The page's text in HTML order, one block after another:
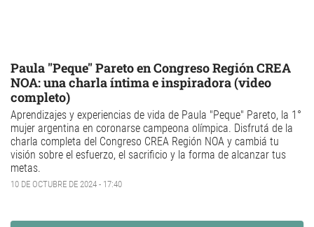
Paula "Peque" Pareto en Congreso Región CREA
NOA: una charla íntima e inspiradora (video
completo)
Aprendizajes y experiencias de vida de Paula "Peque" Pareto, la 1°
mujer argentina en coronarse campeona olímpica. Disfrutá de la
charla completa del Congreso CREA Región NOA y cambiá tu
visión sobre el esfuerzo, el sacrificio y la forma de alcanzar tus
metas.
10 DE OCTUBRE DE 2024 - 17:40